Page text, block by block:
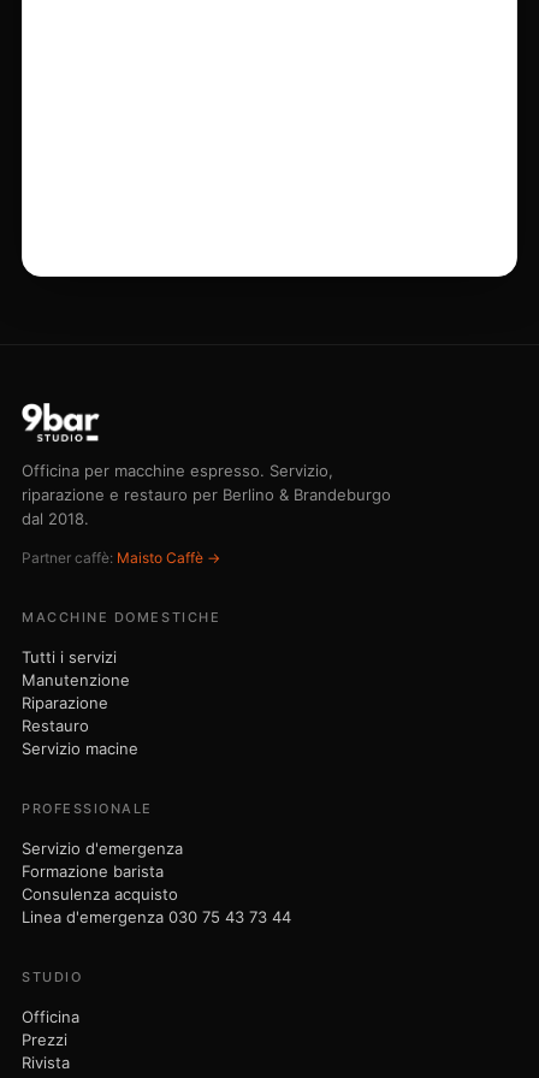
030 75 43 73 44
Servizio macine
Consulenza acquisto
Linea d'emergenza 030 75 43 73 44
STUDIO
Prezzi
© 2026 Nicola Maisto - 9bar-Studio · Am Dorfanger 6 · 16515 Oranienburg
· P.IVA DE320304730
Note legali
Privacy